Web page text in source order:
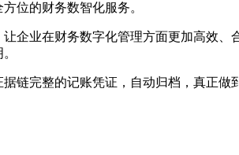
方位的财务数智化服务。
企业在财务数字化管理方面更加高效、
链完整的记账凭证，自动归档，真正